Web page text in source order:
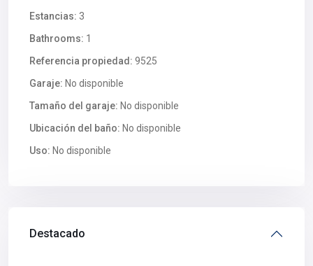
Estancias: 3
Bathrooms: 1
Referencia propiedad: 9525
Garaje: No disponible
Tamaño del garaje: No disponible
Ubicación del baño: No disponible
Uso: No disponible
Destacado